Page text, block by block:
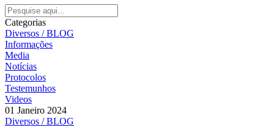
Categorias
Diversos / BLOG
Informações
Media
Notícias
Protocolos
Testemunhos
Videos
01 Janeiro 2024
Diversos / BLOG